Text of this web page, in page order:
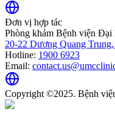
Đơn vị hợp tác
Phòng khám Bệnh viện Đại
20-22 Dương Quang
Hotline: 1900 6923
Email:
Copyright ©2025. Bệnh